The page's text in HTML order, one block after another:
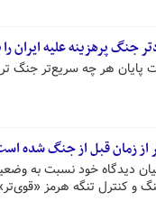
جنگ پرهزینه علیه ایران را
پایان هر چه سریع‌تر جنگ
از زمان قبل از جنگ شده
بیان دیدگاه خود نسبت به
و کنترل تنگه هرمز